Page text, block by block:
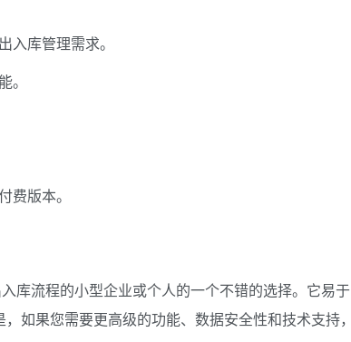
入库管理需求。
。
费版本。
库流程的小型企业或个人的一个不错的选择。它易于
如果您需要更高级的功能、数据安全性和技术支持，